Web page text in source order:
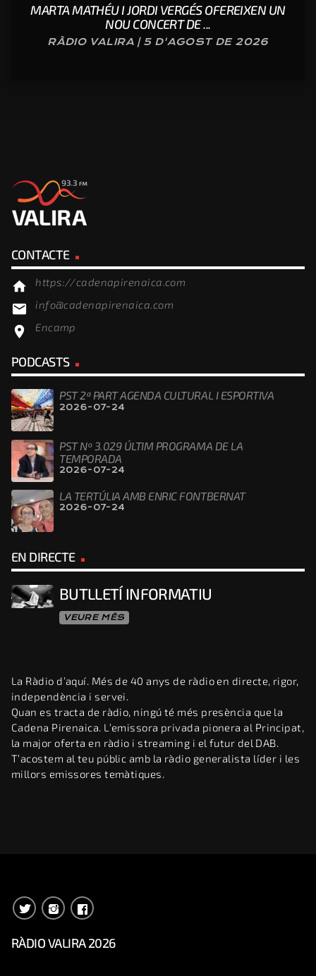
MARTA MATHÉU I JORDI VERGÉS OFEREIXEN UN
NOU CONCERT DE ...
RÀDIO VALIRA | 5 D'AGOST DE 2026
CONTACTE
home https://cadenapirenaica.com
email info@cadenapirenaica.com
location_on Encamp
PODCASTS
PST 2ª PART AGENDA CULTURAL I ESPORTIVA
2026-07-24
PST Nº 3.029 ÚLTIM PROGRAMA DE LA
TEMPORADA
2026-07-24
LA TERTÚLIA AMB ENRIC FONTBERNAT
2026-07-24
EN DIRECTE
BUTLLETÍ INFORMATIU
VEURE MÉS
La Ràdio d’aquí. Més de 40 anys de ràdio en directe, rigor,
independència i servei.
Quan es tracta de ràdio, ningú té més presència que la
Cadena Pirenaica. L’emissora privada pionera al Principat,
la major oferta en ràdio i streaming i el futur del DAB.
T’acostem al teu públic amb la ràdio generalista líder i les
millors emissores temàtiques.
RÀDIO VALIRA 2026